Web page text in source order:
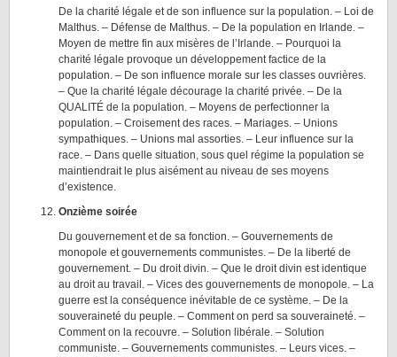
De la charité légale et de son influence sur la population. – Loi de
Malthus. – Défense de Malthus. – De la population en Irlande. –
Moyen de mettre fin aux misères de l’Irlande. – Pourquoi la
charité légale provoque un développement factice de la
population. – De son influence morale sur les classes ouvrières.
– Que la charité légale décourage la charité privée. – De la
QUALITÉ de la population. – Moyens de perfectionner la
population. – Croisement des races. – Mariages. – Unions
sympathiques. – Unions mal assorties. – Leur influence sur la
race. – Dans quelle situation, sous quel régime la population se
maintiendrait le plus aisément au niveau de ses moyens
d’existence.
Onzième soirée
Du gouvernement et de sa fonction. – Gouvernements de
monopole et gouvernements communistes. – De la liberté de
gouvernement. – Du droit divin. – Que le droit divin est identique
au droit au travail. – Vices des gouvernements de monopole. – La
guerre est la conséquence inévitable de ce système. – De la
souveraineté du peuple. – Comment on perd sa souveraineté. –
Comment on la recouvre. – Solution libérale. – Solution
communiste. – Gouvernements communistes. – Leurs vices. –